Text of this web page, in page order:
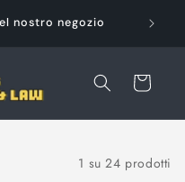
nostro negozio
Carrello
1 su 24 prodotti